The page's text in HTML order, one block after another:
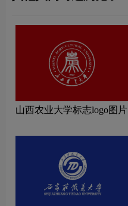
山西农业大学标志logo图片